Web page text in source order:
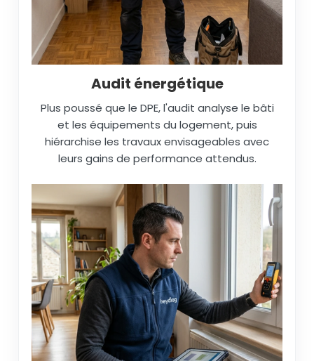
Audit énergétique
Plus poussé que le DPE, l'audit analyse le bâti
et les équipements du logement, puis
hiérarchise les travaux envisageables avec
leurs gains de performance attendus.